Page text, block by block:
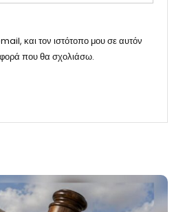
και τον ιστότοπο μου σε αυτόν
που θα σχολιάσω.